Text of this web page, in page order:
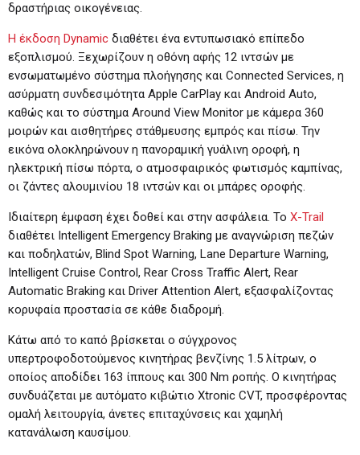
δραστήριας οικογένειας.
Η έκδοση Dynamic διαθέτει ένα εντυπωσιακό επίπεδο
εξοπλισμού. Ξεχωρίζουν η οθόνη αφής 12 ιντσών με
ενσωματωμένο σύστημα πλοήγησης και Connected Services, η
ασύρματη συνδεσιμότητα Apple CarPlay και Android Auto,
καθώς και το σύστημα Around View Monitor με κάμερα 360
μοιρών και αισθητήρες στάθμευσης εμπρός και πίσω. Την
εικόνα ολοκληρώνουν η πανοραμική γυάλινη οροφή, η
ηλεκτρική πίσω πόρτα, ο ατμοσφαιρικός φωτισμός καμπίνας,
οι ζάντες αλουμινίου 18 ιντσών και οι μπάρες οροφής.
Ιδιαίτερη έμφαση έχει δοθεί και στην ασφάλεια. Το X-Trail
διαθέτει Intelligent Emergency Braking με αναγνώριση πεζών
και ποδηλατών, Blind Spot Warning, Lane Departure Warning,
Intelligent Cruise Control, Rear Cross Traffic Alert, Rear
Automatic Braking και Driver Attention Alert, εξασφαλίζοντας
κορυφαία προστασία σε κάθε διαδρομή.
Κάτω από το καπό βρίσκεται ο σύγχρονος
υπερτροφοδοτούμενος κινητήρας βενζίνης 1.5 λίτρων, ο
οποίος αποδίδει 163 ίππους και 300 Nm ροπής. Ο κινητήρας
συνδυάζεται με αυτόματο κιβώτιο Xtronic CVT, προσφέροντας
ομαλή λειτουργία, άνετες επιταχύνσεις και χαμηλή
κατανάλωση καυσίμου.